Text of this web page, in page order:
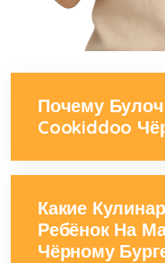
Почему
Cookiddoo
Какие
Ребёнок На
Чёрному